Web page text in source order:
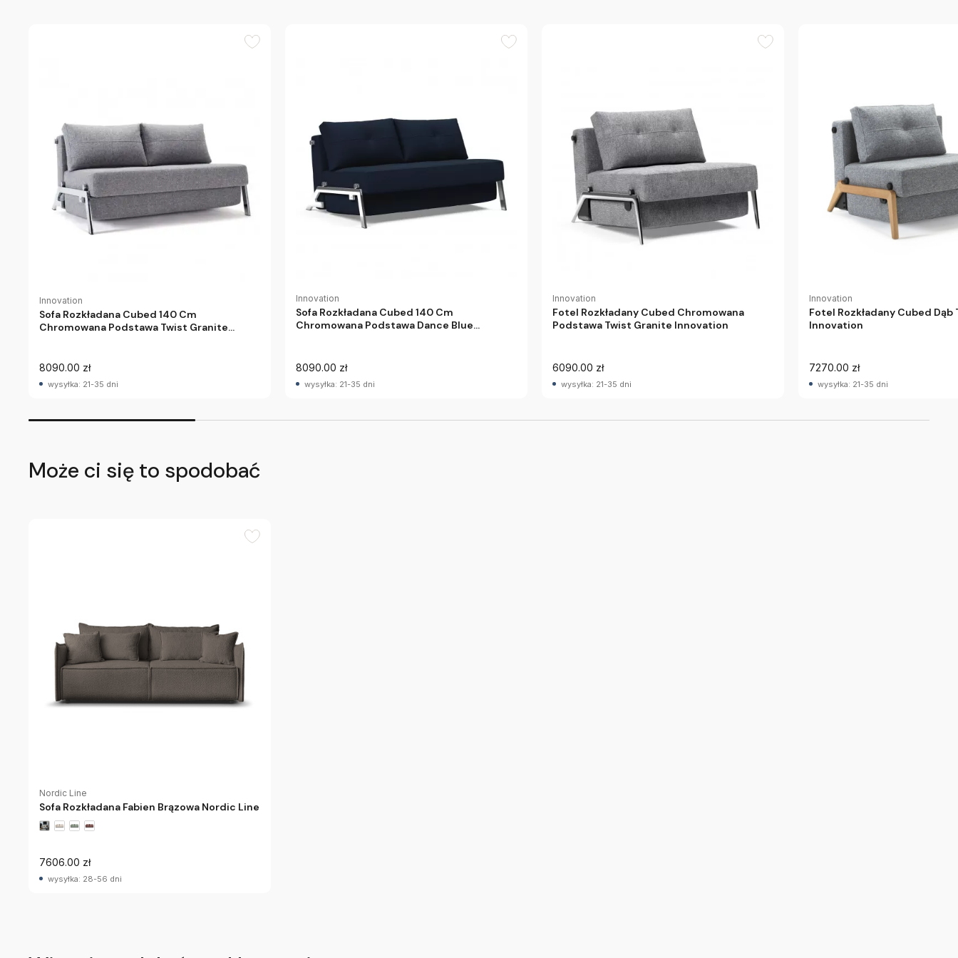
Innovation
Sofa Rozkładana Cubed 140 Cm
Chromowana Podstawa Twist Granite
8090.00 zł
wysyłka: 21-35 dni
Innovation
Sofa Rozkładana Cubed 140 Cm
Chromowana Podstawa Dance Blue
8090.00 zł
wysyłka: 21-35 dni
Innovation
Fotel Rozkładany Cubed Chromowana
Podstawa Twist Granite Innovation
6090.00 zł
wysyłka: 21-35 dni
Innovation
Fotel Rozkładany Cubed
Innovation
7270.00 zł
wysyłka: 21-35 dni
Może ci się to spodobać
Nordic Line
Sofa Rozkładana Fabien Brązowa Nordic Line
7606.00 zł
wysyłka: 28-56 dni